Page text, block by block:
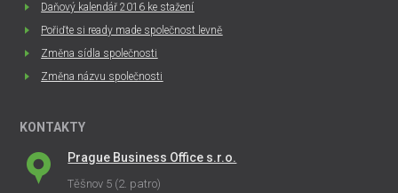
Daňový kalendář 2016 ke stažení
Pořiďte si ready made společnost levně
Změna sídla společnosti
Změna názvu společnosti
KONTAKTY
Prague Business Office s.r.o.
Těšnov 5 (2. patro)